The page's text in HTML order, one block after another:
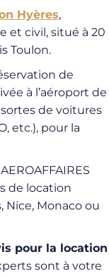
Hyères,
et civil, situé à 20
Toulon.
de
à l’aéroport de
de voitures
etc.), pour la
de location
Nice, Monaco ou
pour la location
sont à votre